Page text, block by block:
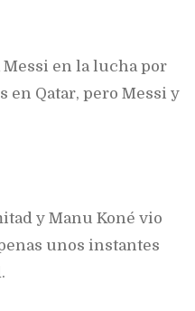
Messi en la lucha por
en Qatar, pero Messi y
y Manu Koné vio
unos instantes